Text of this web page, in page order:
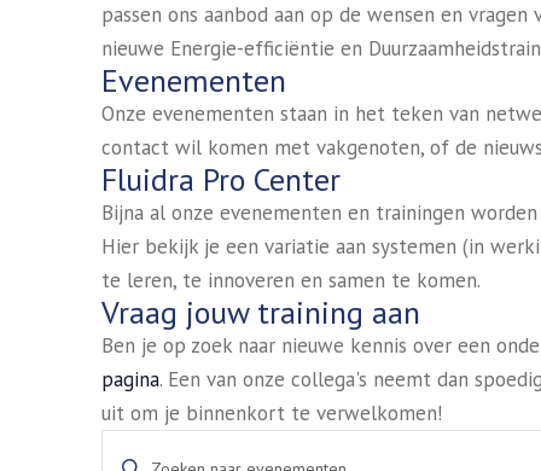
passen ons aanbod aan op de wensen en
nieuwe Energie-efficiëntie en
Evenementen
Onze evenementen staan in het teken van
contact wil komen met vakgenoten, of de
Fluidra Pro Center
Bijna al onze evenementen en trainingen
Hier bekijk je een variatie aan systemen (in
te leren, te innoveren en samen te komen.
Vraag jouw training aan
Ben je op zoek naar nieuwe kennis over een
pagina. Een van onze collega's neemt dan
uit om je binnenkort te verwelkomen!
Evenementen
Vul